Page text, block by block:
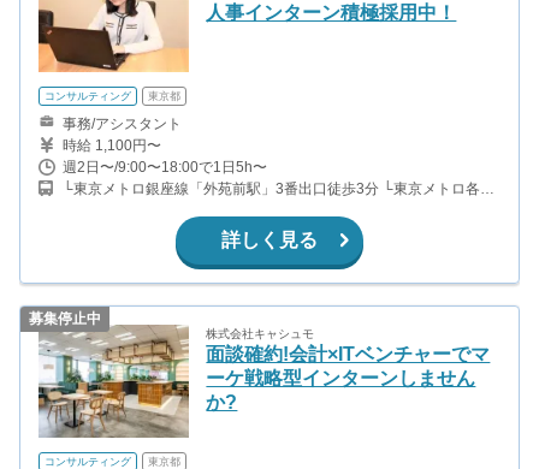
人事インターン積極採用中！
コンサルティング 東京都
事務/アシスタント
時給 1,100円〜
週2日〜/9:00〜18:00で1日5h〜
└東京メトロ銀座線「外苑前駅」3番出口徒歩3分 └東京メトロ各線
詳しく見る
募集停止中
株式会社キャシュモ
面談確約!会計×ITベンチャーでマ
ーケ戦略型インターンしません
か?
コンサルティング 東京都